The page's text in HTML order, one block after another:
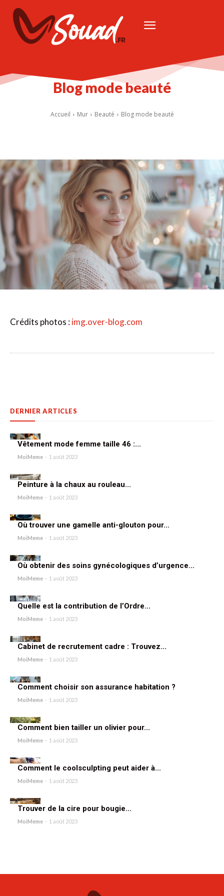
Blog mode beauté
Accueil Mur Beauté Blog mode beauté
Crédits photos :img.over-blog.com
DERNIER ARTICLES
Vêtement mode femme taille 46 :...
MoiMeme - 1 août 2023
Peinture à la chaux au rouleau...
MoiMeme - 1 août 2023
Où trouver une gamelle anti-glouton pour...
MoiMeme - 1 août 2023
Où obtenir des soins gynécologiques d’urgence...
MoiMeme - 1 août 2023
Quelle est la contribution de l’Ordre...
MoiMeme - 1 août 2023
Cabinet de recrutement cadre : Trouvez...
MoiMeme - 1 août 2023
Comment choisir son assurance habitation ?
MoiMeme - 1 août 2023
Comment bien tailler un olivier pour...
MoiMeme - 1 août 2023
Comment le coolsculpting peut aider à...
MoiMeme - 1 août 2023
Trouver de la cire pour bougie...
MoiMeme - 1 août 2023